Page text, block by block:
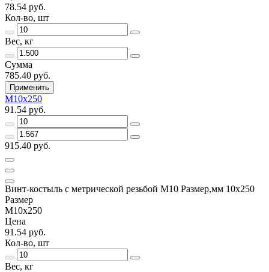
78.54 руб.
Кол-во, шт
Вес, кг
Сумма
785.40 руб.
Применить
М10х250
91.54 руб.
915.40 руб.
Винт-костыль с метрической резьбой М10 Размер,мм 10х250
Размер
М10х250
Цена
91.54 руб.
Кол-во, шт
Вес, кг